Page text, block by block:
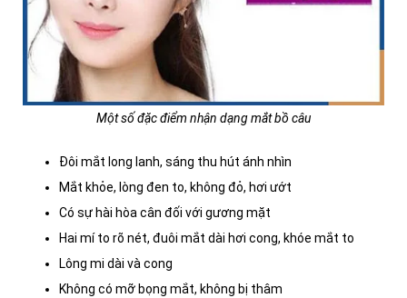
Một số đặc điểm nhận dạng mắt bồ câu
Đôi mắt long lanh, sáng thu hút ánh nhìn
Mắt khỏe, lòng đen to, không đỏ, hơi ướt
Có sự hài hòa cân đối với gương mặt
Hai mí to rõ nét, đuôi mắt dài hơi cong, khóe mắt to
Lông mi dài và cong
Không có mỡ bọng mắt, không bị thâm